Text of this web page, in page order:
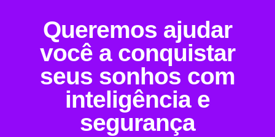
Queremos ajudar
você a conquistar
seus sonhos com
inteligência e
segurança